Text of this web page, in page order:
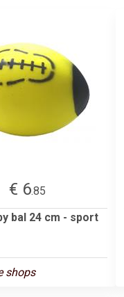
€ 6.85
bal 24 cm - sport
shops